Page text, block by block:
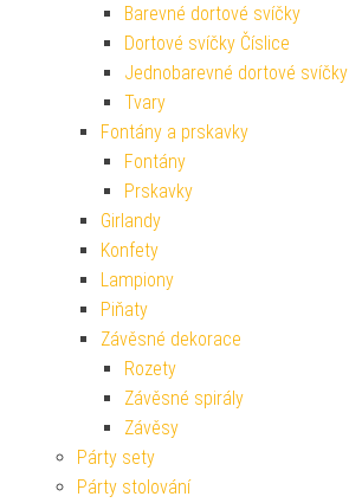
Barevné dortové svíčky
Dortové svíčky Číslice
Jednobarevné dortové svíčky
Tvary
Fontány a prskavky
Fontány
Prskavky
Girlandy
Konfety
Lampiony
Piňaty
Závěsné dekorace
Rozety
Závěsné spirály
Závěsy
Párty sety
Párty stolování